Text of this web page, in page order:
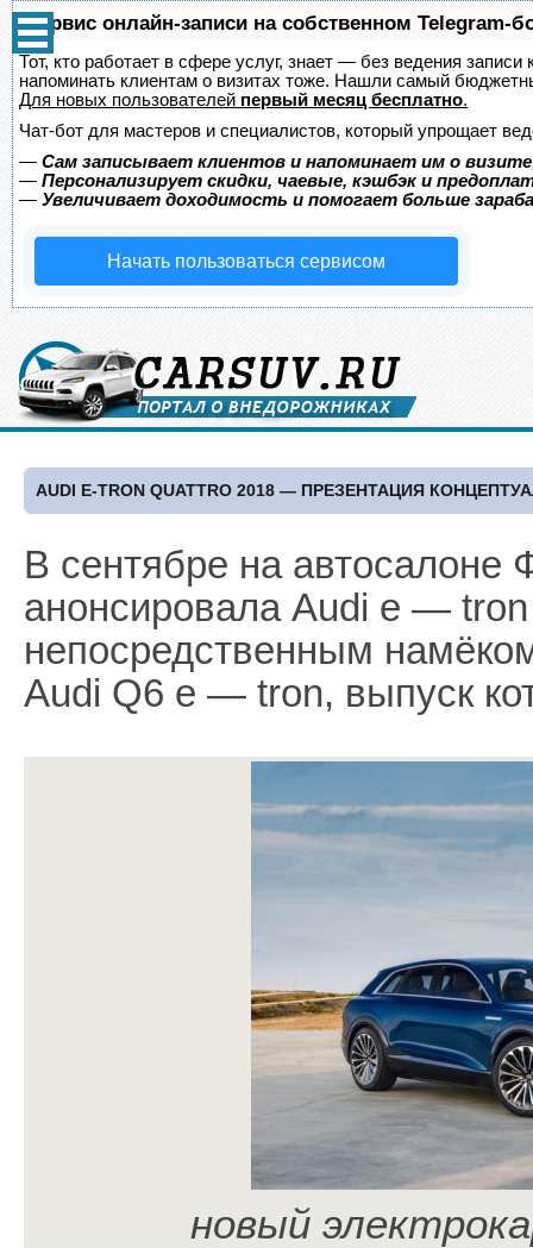
Сервис онлайн-записи на собственном Telegram-
Тот, кто работает в сфере услуг, знает — без ведения
напоминать клиентам о визитах тоже. Нашли самый
Для новых пользователей первый месяц бесплатно.
Чат-бот для мастеров и специалистов, который упрощает
— Сам записывает клиентов и напоминает им о
— Персонализирует скидки, чаевые, кэшбэк и
— Увеличивает доходимость и помогает больше
Начать пользоваться сервисом
AUDI E-TRON QUATTRO 2018 — ПРЕЗЕНТАЦИЯ
В сентябре на автосалоне
анонсировала Audi e —
непосредственным
Audi Q6 e — tron, выпуск
новый